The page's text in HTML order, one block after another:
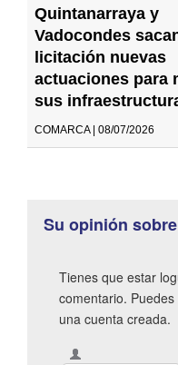
Quintanarraya y
Vadocondes
licitación nuevas
actuaciones para
sus
COMARCA | 08/07/2026
Su opinión
Tienes que estar
comentario. Puedes
una cuenta creada.